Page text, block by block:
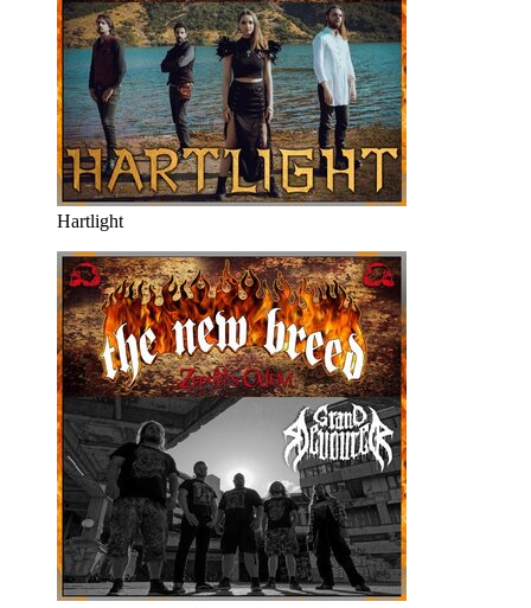
Hartlight